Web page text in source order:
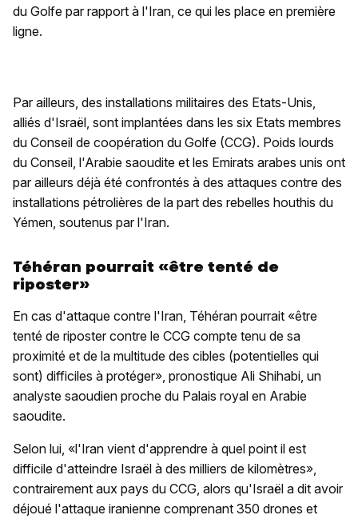
du Golfe par rapport à l'Iran, ce qui les place en première
ligne.
Par ailleurs, des installations militaires des Etats-Unis,
alliés d'Israël, sont implantées dans les six Etats membres
du Conseil de coopération du Golfe (CCG). Poids lourds
du Conseil, l'Arabie saoudite et les Emirats arabes unis ont
par ailleurs déjà été confrontés à des attaques contre des
installations pétrolières de la part des rebelles houthis du
Yémen, soutenus par l'Iran.
Téhéran pourrait «être tenté de
riposter»
En cas d'attaque contre l'Iran, Téhéran pourrait «être
tenté de riposter contre le CCG compte tenu de sa
proximité et de la multitude des cibles (potentielles qui
sont) difficiles à protéger», pronostique Ali Shihabi, un
analyste saoudien proche du Palais royal en Arabie
saoudite.
Selon lui, «l'Iran vient d'apprendre à quel point il est
difficile d'atteindre Israël à des milliers de kilomètres»,
contrairement aux pays du CCG, alors qu'Israël a dit avoir
déjoué l'attaque iranienne comprenant 350 drones et